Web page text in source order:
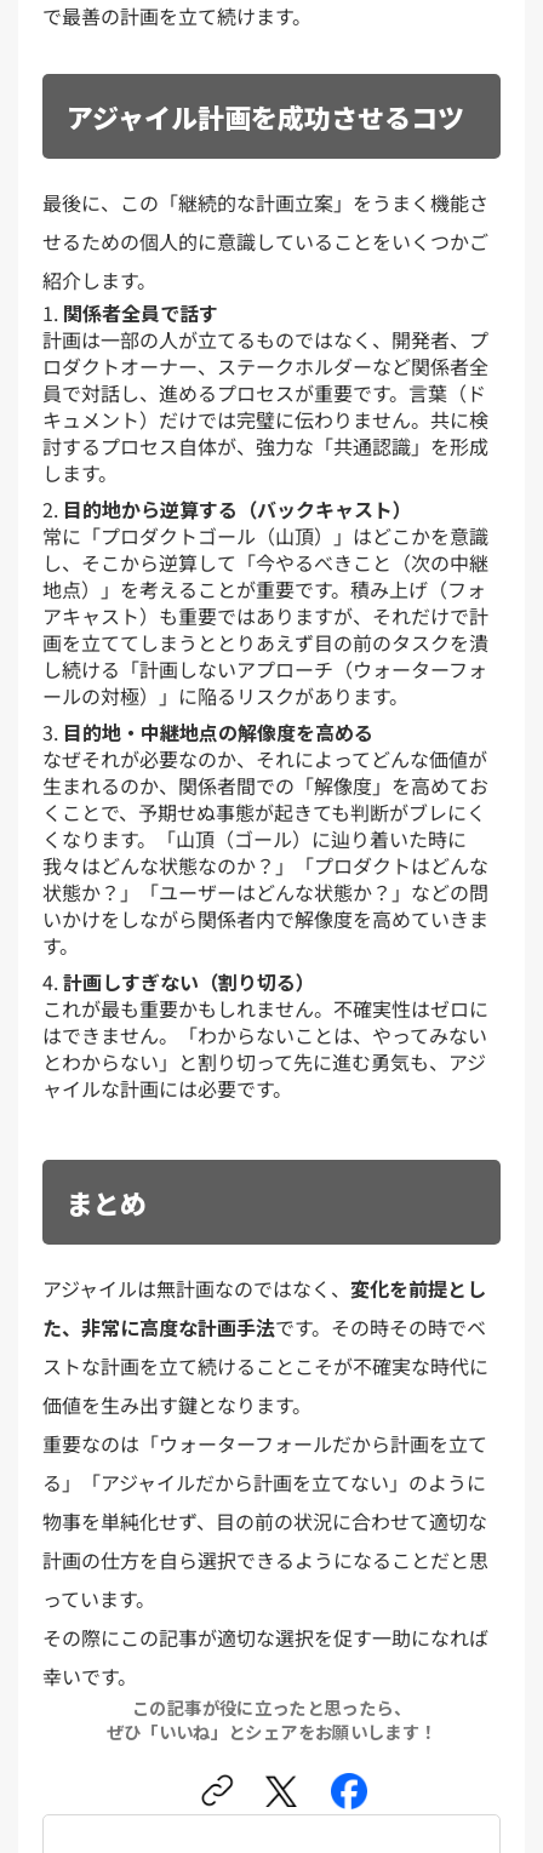
で最善の計画を立て続けます。
アジャイル計画を成功させるコツ
最後に、この「継続的な計画立案」をうまく機能さ
せるための個人的に意識していることをいくつかご
紹介します。
関係者全員で話す
計画は一部の人が立てるものではなく、開発者、プ
ロダクトオーナー、ステークホルダーなど関係者全
員で対話し、進めるプロセスが重要です。言葉（ド
キュメント）だけでは完璧に伝わりません。共に検
討するプロセス自体が、強力な「共通認識」を形成
します。
目的地から逆算する（バックキャスト）
常に「プロダクトゴール（山頂）」はどこかを意識
し、そこから逆算して「今やるべきこと（次の中継
地点）」を考えることが重要です。積み上げ（フォ
アキャスト）も重要ではありますが、それだけで計
画を立ててしまうととりあえず目の前のタスクを潰
し続ける「計画しないアプローチ（ウォーターフォ
ールの対極）」に陥るリスクがあります。
目的地・中継地点の解像度を高める
なぜそれが必要なのか、それによってどんな価値が
生まれるのか、関係者間での「解像度」を高めてお
くことで、予期せぬ事態が起きても判断がブレにく
くなります。「山頂（ゴール）に辿り着いた時に
我々はどんな状態なのか？」「プロダクトはどんな
状態か？」「ユーザーはどんな状態か？」などの問
いかけをしながら関係者内で解像度を高めていきま
す。
計画しすぎない（割り切る）
これが最も重要かもしれません。不確実性はゼロに
はできません。「わからないことは、やってみない
とわからない」と割り切って先に進む勇気も、アジ
ャイルな計画には必要です。
まとめ
アジャイルは無計画なのではなく、 変化を前提とし
た、非常に高度な計画手法です。その時その時でベ
ストな計画を立て続けることこそが不確実な時代に
価値を生み出す鍵となります。
重要なのは「ウォーターフォールだから計画を立て
る」「アジャイルだから計画を立てない」のように
物事を単純化せず、目の前の状況に合わせて適切な
計画の仕方を自ら選択できるようになることだと思
っています。
その際にこの記事が適切な選択を促す一助になれば
幸いです。
この記事が役に立ったと思ったら、
ぜひ「いいね」とシェアをお願いします！